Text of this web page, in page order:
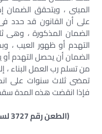
المبنى ، ويتحقق
الضمان المذكورة ،
التهدم أو ظهور العيب ،
الضمان أن يحصل التهدم
من تسلم رب العمل البناء ،
تمضى ثلاث سنوات على
فإذا انقضت هذه المدة
(الطعن رقم 3727 لسنة 76 جلسة 2017/01/26)